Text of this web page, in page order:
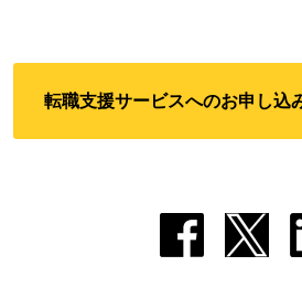
転職支援サービスへのお申し込